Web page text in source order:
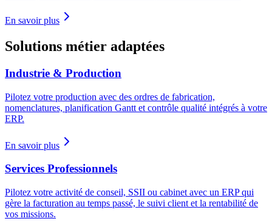
En savoir plus
Solutions métier adaptées
Industrie & Production
Pilotez votre production avec des ordres de fabrication,
nomenclatures, planification Gantt et contrôle qualité intégrés à votre
ERP.
En savoir plus
Services Professionnels
Pilotez votre activité de conseil, SSII ou cabinet avec un ERP qui
gère la facturation au temps passé, le suivi client et la rentabilité de
vos missions.